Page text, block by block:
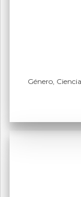
Género,